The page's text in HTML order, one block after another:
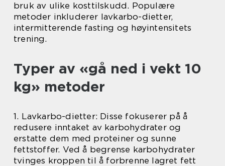
bruk av ulike kosttilskudd. Populære
metoder inkluderer lavkarbo-dietter,
intermitterende fasting og høyintensitets
trening.
Typer av «gå ned i vekt 10
kg» metoder
1. Lavkarbo-dietter: Disse fokuserer på å
redusere inntaket av karbohydrater og
erstatte dem med proteiner og sunne
fettstoffer. Ved å begrense karbohydrater
tvinges kroppen til å forbrenne lagret fett